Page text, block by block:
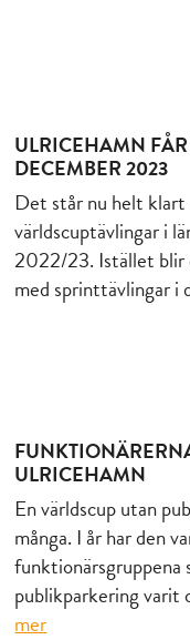
ULRICEHAMN
DECEMBER 2023
Det står nu helt
världscuptävlingar i
2022/23. Istället blir
med sprinttävlingar i
ULRICEHAMN
En världscup utan
många. I år har den
funktionärsgruppena
publikparkering varit
mer